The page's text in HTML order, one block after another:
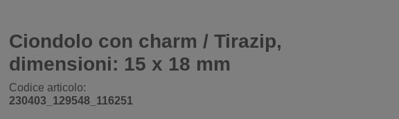
Ciondolo con charm / Tirazip,
dimensioni: 15 x 18 mm
Codice articolo:
230403_129548_116251